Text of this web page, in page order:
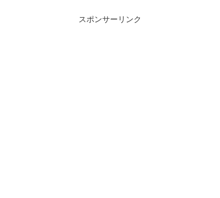
スポンサーリンク